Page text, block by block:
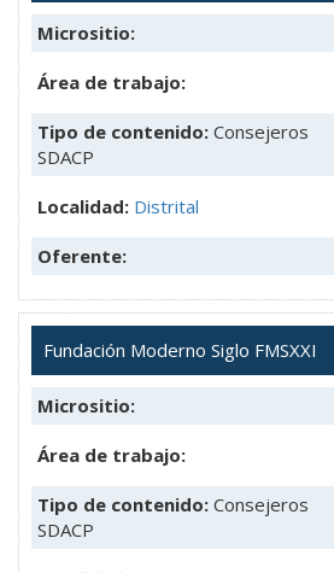
Micrositio:
Área de trabajo:
Tipo de contenido: Consejeros
SDACP
Localidad: Distrital
Oferente:
Fundación Moderno Siglo FMSXXI
Micrositio:
Área de trabajo:
Tipo de contenido: Consejeros
SDACP